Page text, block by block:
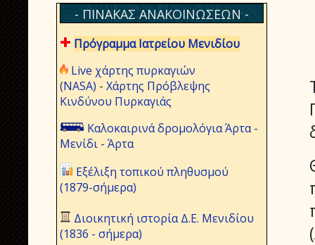
- ΠΙΝΑΚΑΣ ΑΝΑΚΟΙΝΩΣΕΩΝ -
Πρόγραμμα Ιατρείου Μενιδίου
Live χάρτης πυρκαγιών
(NASA) - Χάρτης Πρόβλεψης
Κινδύνου Πυρκαγιάς
Καλοκαιρινά δρομολόγια Άρτα -
Μενίδι - Άρτα
Εξέλιξη τοπικού πληθυσμού
(1879-σήμερα)
Διοικητική ιστορία Δ.Ε. Μενιδίου
(1836 - σήμερα)